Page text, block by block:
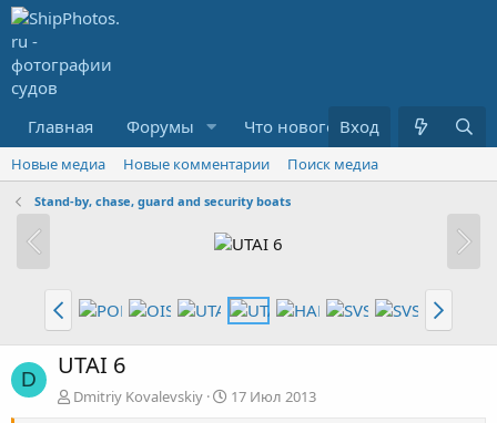
Главная Форумы Что нового? Медиа
Вход
Новые медиа Новые комментарии Поиск медиа
Stand-by, chase, guard and security boats
D UTAI 6
Dmitriy Kovalevskiy
17 Июл 2013